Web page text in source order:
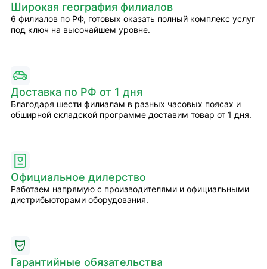
Широкая география филиалов
6 филиалов по РФ, готовых оказать полный комплекс услуг
под ключ на высочайшем уровне.
Доставка по РФ от 1 дня
Благодаря шести филиалам в разных часовых поясах и
обширной складской программе доставим товар от 1 дня.
Официальное дилерство
Работаем напрямую с производителями и официальными
дистрибьюторами оборудования.
Гарантийные обязательства